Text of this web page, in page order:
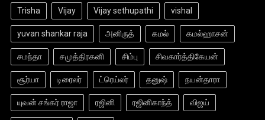
Trisha Vijay Vijay sethupathi vishal
yuvan shankar raja அனிருத் கமல் கமல்ஹாசன்
சமந்தா சமுத்திரகனி சிம்பு சிவகார்த்திகேயன்
சூர்யா டிரைலர் ட்ரெய்லர் தனுஷ் நயன்தாரா
யுவன் சங்கர் ராஜா ரஜினி ரஜினிகாந்த் விஜய்